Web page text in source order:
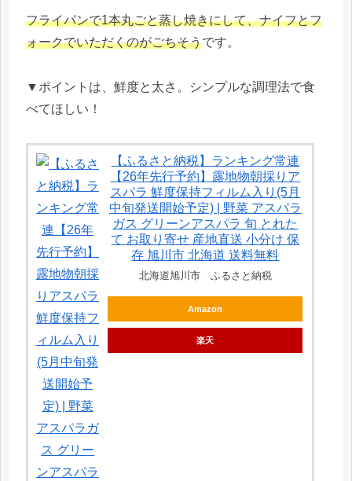
フライパンで1本丸ごと蒸し焼きにして、ナイフとフ
ォークでいただくのがごちそうです。
▼ポイントは、鮮度と太さ。シンプルな調理法で食
べてほしい！
【ふるさと納税】ランキング常連
【26年先行予約】露地物朝採りア
スパラ 鮮度保持フィルム入り(5月
中旬発送開始予定) | 野菜 アスパラ
ガス グリーンアスパラ 旬 とれた
て お取り寄せ 産地直送 小分け 保
存 旭川市 北海道 送料無料
北海道旭川市 ふるさと納税
Amazon
楽天